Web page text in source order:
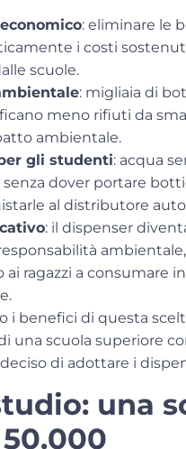
: eliminare le
i costi
scuole.
: migliaia di
meno rifiuti da
ambientale.
gli studenti: acqua
senza dover portare
al distributore
: il dispenser
ambientale,
ai ragazzi a consumare
i benefici di questa
una scuola superiore
di adottare i
una